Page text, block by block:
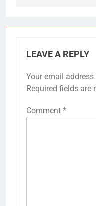
LEAVE A REPLY
Your email
Required fields are
Comment *